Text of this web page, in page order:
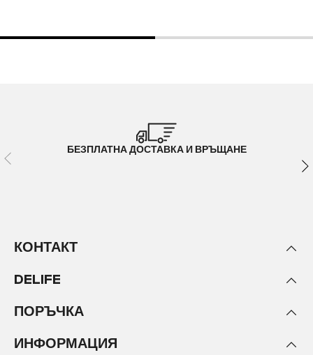
БЕЗПЛАТНА ДОСТАВКА И ВРЪЩАНЕ
КОНТАКТ
DELIFE
ПОРЪЧКА
ИНФОРМАЦИЯ